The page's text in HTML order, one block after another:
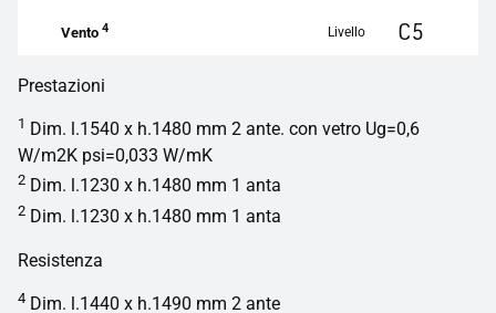
Vento4 Livello C5
Prestazioni
1 Dim. l.1540 x h.1480 mm 2 ante. con vetro Ug=0,6
W/m2K psi=0,033 W/mK
2 Dim. l.1230 x h.1480 mm 1 anta
2 Dim. l.1230 x h.1480 mm 1 anta
Resistenza
4 Dim. l.1440 x h.1490 mm 2 ante